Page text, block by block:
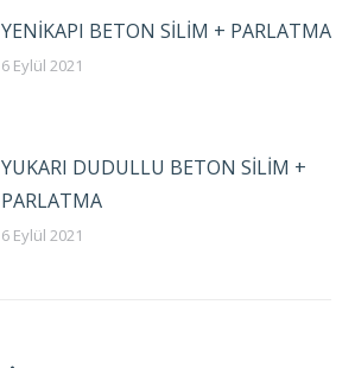
YENİKAPI BETON SİLİM + PARLATMA
6 Eylül 2021
YUKARI DUDULLU BETON SİLİM +
PARLATMA
6 Eylül 2021